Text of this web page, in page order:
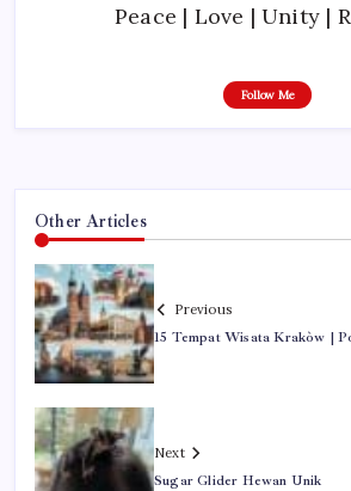
Peace | Love | Unity |
Follow Me
Other Articles
Previous
15 Tempat Wisata Krakòw |
Next
Sugar Glider Hewan Unik